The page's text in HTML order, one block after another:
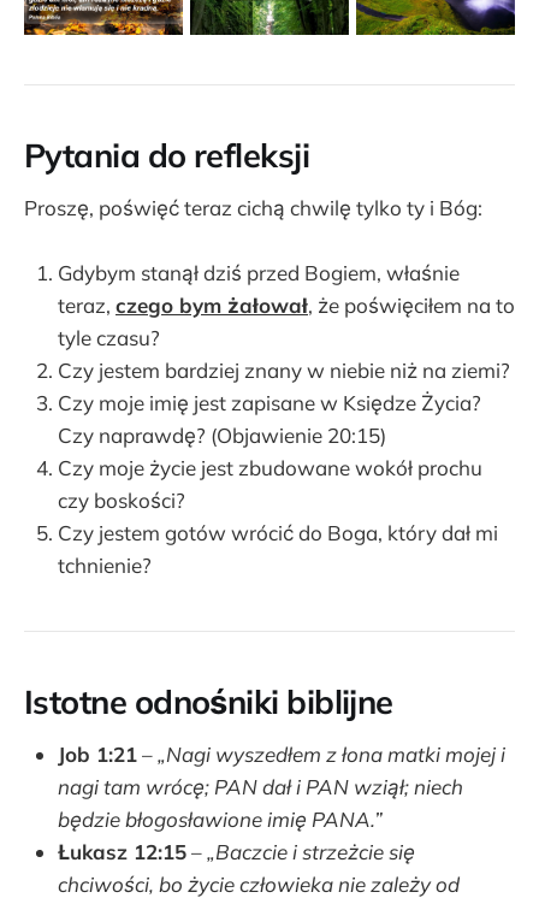
Pytania do refleksji
Proszę, poświęć teraz cichą chwilę tylko ty i Bóg:
Gdybym stanął dziś przed Bogiem, właśnie
teraz, czego bym żałował, że poświęciłem na to
tyle czasu?
Czy jestem bardziej znany w niebie niż na ziemi?
Czy moje imię jest zapisane w Księdze Życia?
Czy naprawdę? (Objawienie 20:15)
Czy moje życie jest zbudowane wokół prochu
czy boskości?
Czy jestem gotów wrócić do Boga, który dał mi
tchnienie?
Istotne odnośniki biblijne
Job 1:21–„Nagi wyszedłem z łona matki mojej i
nagi tam wrócę; PAN dał i PAN wziął; niech
będzie błogosławione imię PANA.”
Łukasz 12:15–„Baczcie i strzeżcie się
chciwości, bo życie człowieka nie zależy od